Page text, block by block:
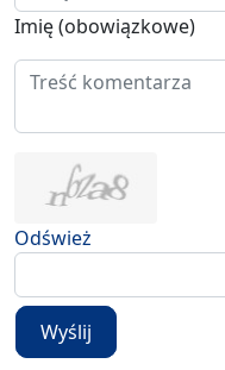
Imię (obowiązkowe)
Odśwież
Wyślij